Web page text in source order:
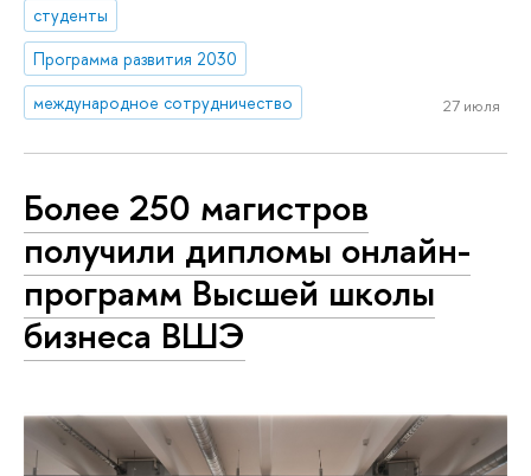
студенты
Программа развития 2030
международное сотрудничество
27 июля
Более 250 магистров
получили дипломы онлайн-
программ Высшей школы
бизнеса ВШЭ